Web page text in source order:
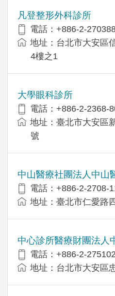
凡登整形外科診所
電話：+886-2-
地址：台北市大安區
4樓之1
大學眼科診所
電話：+886-2-2368-
地址：臺北市大安區
號
中山醫療社團法人中山
電話：+886-2-2708-
地址：臺北市仁愛路
中心診所醫療財團法人
電話：+886-2-
地址：台北市大安區